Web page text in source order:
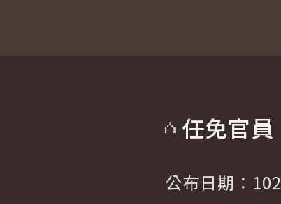
任免官員
公布日期：